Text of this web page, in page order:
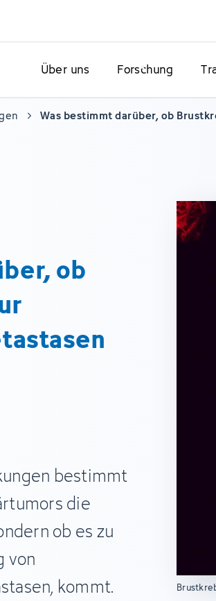
Über uns Forschung
Was bestimmt darüber, ob
ob
bestimmt
die
ob es zu
von
kommt.